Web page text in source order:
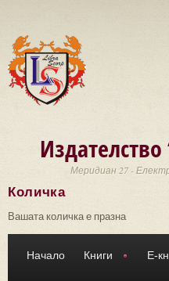
Меридиан 27 -
Количка
Вашата количка е празна
Начало Книги Е-